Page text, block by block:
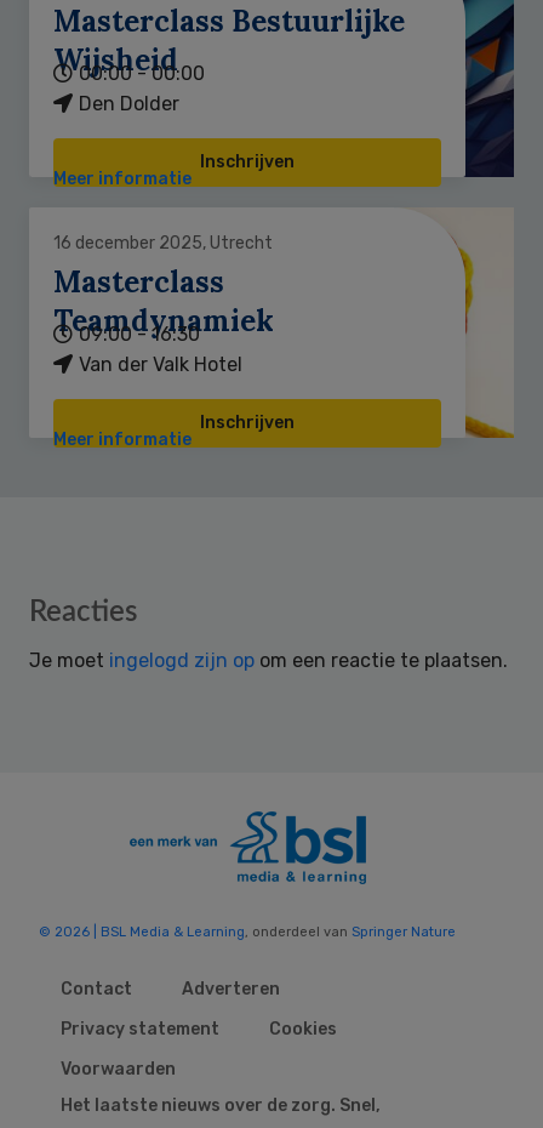
Masterclass Bestuurlijke
Wijsheid
00:00 - 00:00
Den Dolder
Inschrijven
Meer informatie
16 december 2025, Utrecht
Masterclass
Teamdynamiek
09:00 - 16:30
Van der Valk Hotel
Inschrijven
Meer informatie
Reader
Reacties
Je moet ingelogd zijn op om een reactie te plaatsen.
© 2026 | BSL Media & Learning , onderdeel van Springer Nature
Contact
Adverteren
Privacy statement
Cookies
Voorwaarden
Het laatste nieuws over de zorg. Snel,